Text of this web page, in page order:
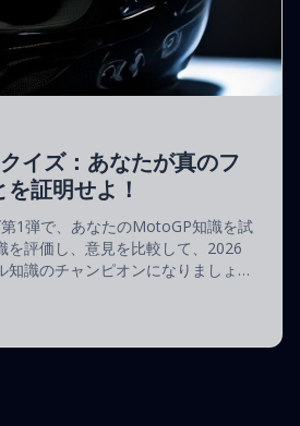
イズ：あなたが真のフ
証明せよ！
1弾で、あなたのMotoGP知識を試
を評価し、意見を比較して、2026
知識のチャンピオンになりましょ